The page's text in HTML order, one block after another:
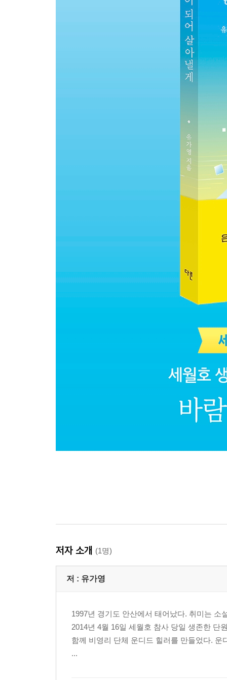
저자 소개 (1명)
저 : 유가영
1997년 경기도 안산에서 태어났다. 취미는
2014년 4월 16일 세월호 참사 당일 생존한 단
함께 비영리 단체 운디드 힐러를 만들었다. 운
...